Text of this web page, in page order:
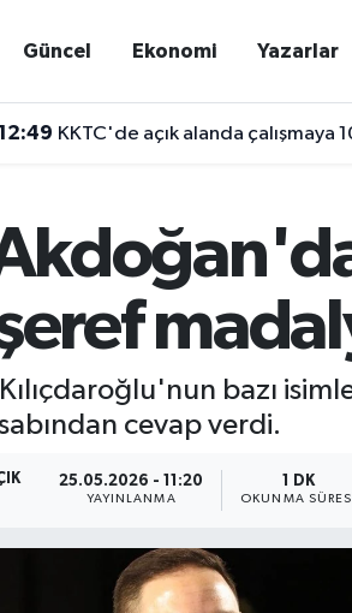
Güncel Ekonomi Yazarlar
12:49 KKTC'de açık alanda çalışmaya
bazı
cevap verdi.
25.05.2026 - 11:20
YAYINLANMA
1 DK
OKUNMA SÜRESI